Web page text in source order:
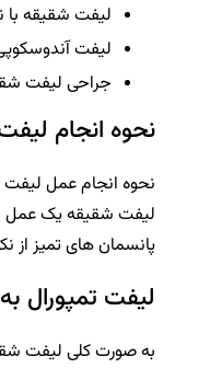
لیفت شقیقه با
لیفت
جراحی لیفت
نحوه انجام
لیفت شقیقه یک عمل
پانسمان های تمیز از
لیفت تمپورال
به صورت کلی لیفت